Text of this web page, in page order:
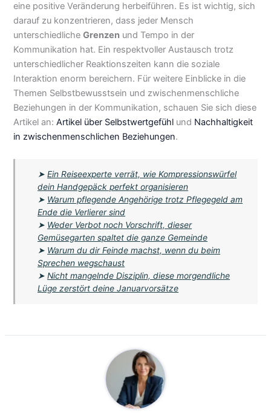
eine positive Veränderung herbeiführen. Es ist wichtig, sich
darauf zu konzentrieren, dass jeder Mensch
unterschiedlicheGrenzen und Tempo in der
Kommunikation hat. Ein respektvoller Austausch trotz
unterschiedlicher Reaktionszeiten kann die soziale
Interaktion enorm bereichern. Für weitere Einblicke in die
Themen Selbstbewusstsein und zwischenmenschliche
Beziehungen in der Kommunikation, schauen Sie sich diese
Artikel an:Artikel über Selbstwertgefühl und Nachhaltigkeit
in zwischenmenschlichen Beziehungen.
➤Ein Reiseexperte verrät, wie Kompressionswürfel
dein Handgepäck perfekt organisieren
➤ Warum pflegende Angehörige trotz Pflegegeld am
Ende die Verlierer sind
➤ Weder Verbot noch Vorschrift, dieser
Gemüsegarten spaltet die ganze Gemeinde
➤ Warum du dir Feinde machst, wenn du beim
Sprechen wegschaust
➤Nicht mangelnde Disziplin, diese morgendliche
Lüge zerstört deine Januarvorsätze